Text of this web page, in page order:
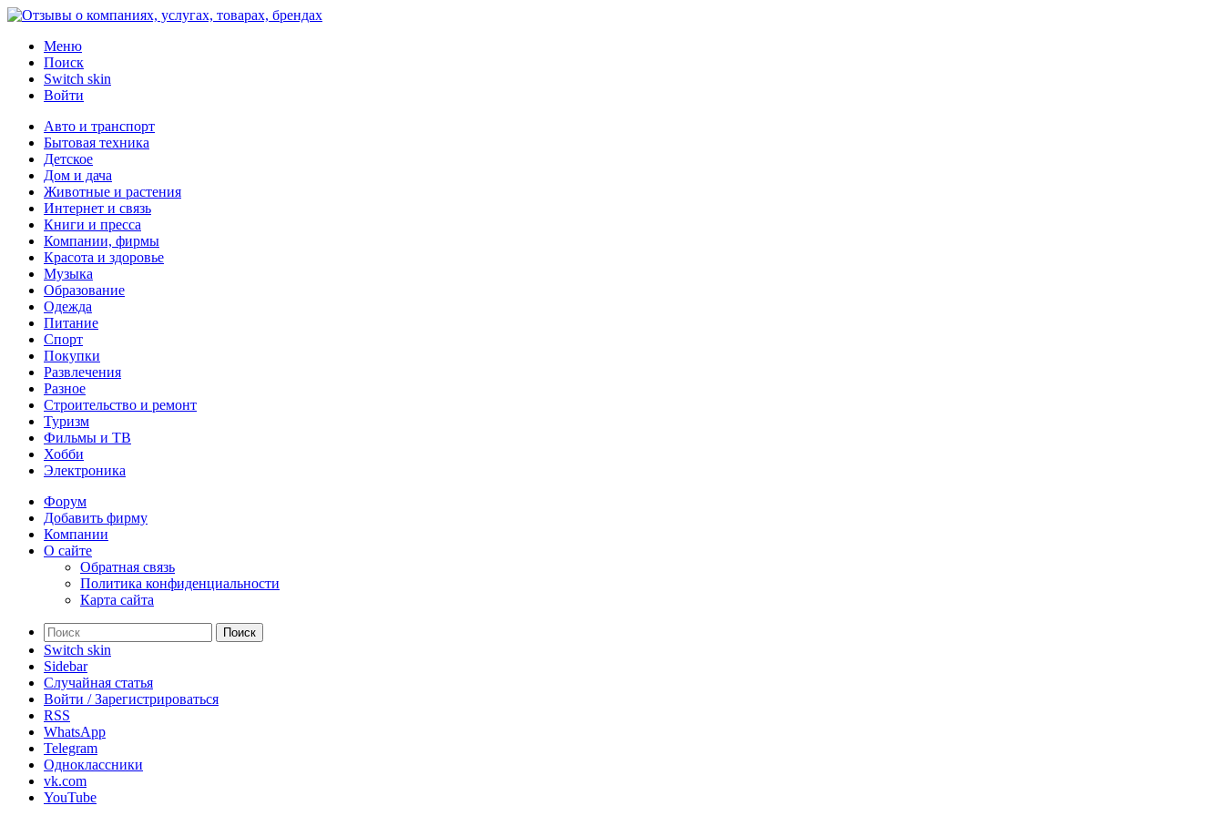
Меню
Поиск
Switch skin
Войти
Авто и транспорт
Бытовая техника
Детское
Дом и дача
Животные и растения
Интернет и связь
Книги и пресса
Компании, фирмы
Красота и здоровье
Музыка
Образование
Одежда
Питание
Спорт
Покупки
Развлечения
Разное
Строительство и ремонт
Туризм
Фильмы и ТВ
Хобби
Электроника
Форум
Добавить фирму
Компании
О сайте
Обратная связь
Политика конфиденциальности
Карта сайта
Поиск
Switch skin
Sidebar
Случайная статья
Войти / Зарегистрироваться
RSS
WhatsApp
Telegram
Одноклассники
vk.com
YouTube